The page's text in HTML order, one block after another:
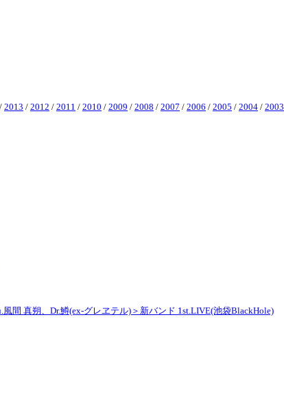
/ 2013 / 2012 / 2011 / 2010 / 2009 / 2008 / 2007 / 2006 / 2005 / 2004 / 2003
間 真朔、Dr.鱒(ex-グレヱテル)＞新バンド 1st.LIVE(池袋BlackHole)